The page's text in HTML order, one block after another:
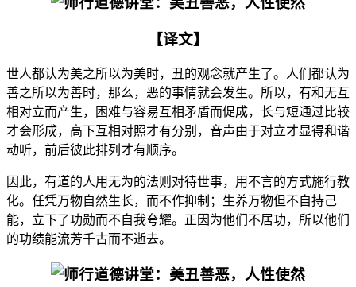
【译文】
世人都认为美之所以为美时，丑的观念就产生了。人们都认为
善之所以为善时，那么，恶的事情就会发生。所以，有和无互
相对立而产生，困难与容易互相矛盾而促成，长与短通过比较
才会形成，高下互相对照才有分别，音声由于对立才显得和谐
动听，前后彼此排列才有顺序。
因此，有道的人用无为的法则对待世事，用不言的方式施行教
化。任凭万物自然生长，而不作抑制；生养万物但不自持己
能，立下了功勋而不自我夸耀。正因为他们不居功，所以他们
的功绩能流芳千古而不逝去。